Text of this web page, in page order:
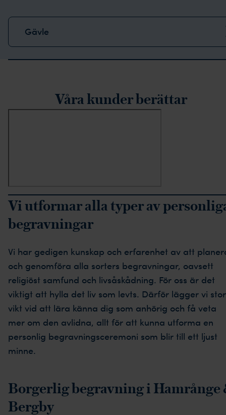
Gävle
recensioner
Våra kunder berättar
Vi utformar alla typer av
begravningar
Vi har gedigen kunskap och erfarenhet av att
och genomföra alla sorters begravningar, oavsett
religiöst samfund och livsåskådning. För oss är det
viktigt att hylla det liv som levts. Därför lägger vi stor
vikt vid att lära känna dig som anhörig och få veta
mer om den avlidna, allt för att kunna utforma en
personlig begravningsceremoni som blir till ett ljust
minne.
Borgerlig begravning i Hamrånge
Bergby